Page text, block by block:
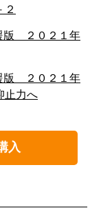
２
版 ２０２１年
版 ２０２１年
止力へ
入